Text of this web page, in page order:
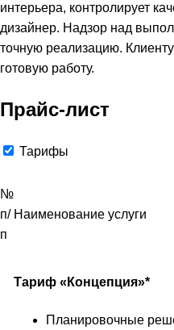
интерьера, контролирует
дизайнер. Надзор над
точную реализацию.
готовую работу.
Прайс-лист
Тарифы
№
п/
п
Наименование услуги
Тариф «Концепция»*
Планировочные